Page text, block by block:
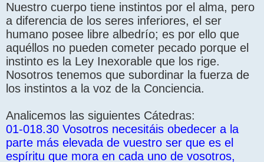
Nuestro cuerpo tiene instintos por el alma, pero
a diferencia de los seres inferiores, el ser
humano posee libre albedrío; es por ello que
aquéllos no pueden cometer pecado porque el
instinto es la Ley Inexorable que los rige.
Nosotros tenemos que subordinar la fuerza de
los instintos a la voz de la Conciencia.
Analicemos las siguientes Cátedras:
01-018.30 Vosotros necesitáis obedecer a la
parte más elevada de vuestro ser que es el
espíritu que mora en cada uno de vosotros,